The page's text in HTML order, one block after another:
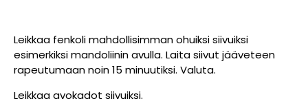
Leikkaa fenkoli mahdollisimman ohuiksi siivuiksi
esimerkiksi mandoliinin avulla. Laita siivut jääveteen
rapeutumaan noin 15 minuutiksi. Valuta.
Leikkaa avokadot siivuiksi.